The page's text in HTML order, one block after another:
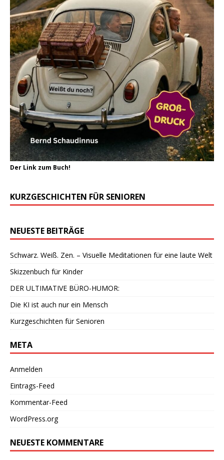
Der Link zum Buch!
KURZGESCHICHTEN FÜR SENIOREN
NEUESTE BEITRÄGE
Schwarz. Weiß. Zen. – Visuelle Meditationen für eine laute Welt
Skizzenbuch für Kinder
DER ULTIMATIVE BÜRO-HUMOR:
Die KI ist auch nur ein Mensch
Kurzgeschichten für Senioren
META
Anmelden
Eintrags-Feed
Kommentar-Feed
WordPress.org
NEUESTE KOMMENTARE